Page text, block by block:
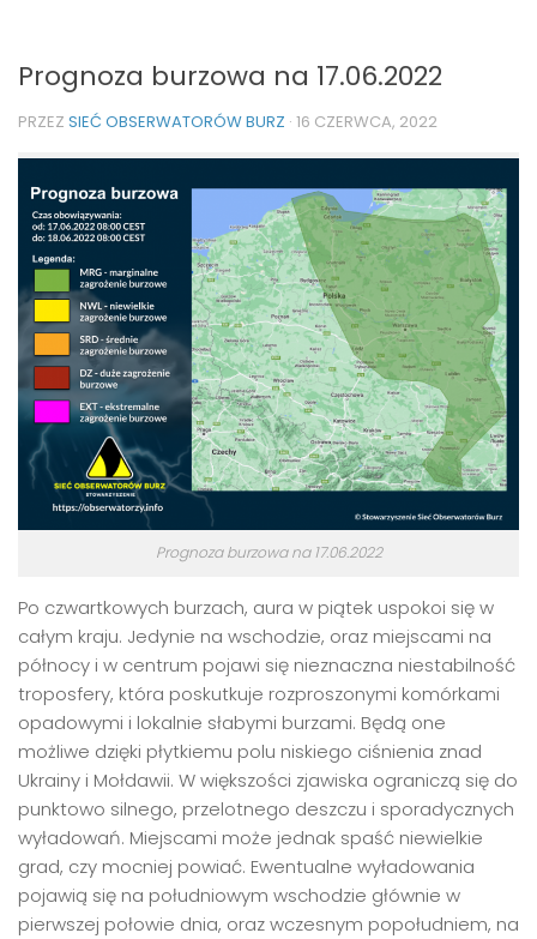
Prognoza burzowa na 17.06.2022
PRZEZ SIEĆ OBSERWATORÓW BURZ · 16 CZERWCA, 2022
Prognoza burzowa na 17.06.2022
Po czwartkowych burzach, aura w piątek uspokoi się w
całym kraju. Jedynie na wschodzie, oraz miejscami na
północy i w centrum pojawi się nieznaczna niestabilność
troposfery, która poskutkuje rozproszonymi komórkami
opadowymi i lokalnie słabymi burzami. Będą one
możliwe dzięki płytkiemu polu niskiego ciśnienia znad
Ukrainy i Mołdawii. W większości zjawiska ograniczą się do
punktowo silnego, przelotnego deszczu i sporadycznych
wyładowań. Miejscami może jednak spaść niewielkie
grad, czy mocniej powiać. Ewentualne wyładowania
pojawią się na południowym wschodzie głównie w
pierwszej połowie dnia, oraz wczesnym popołudniem, na